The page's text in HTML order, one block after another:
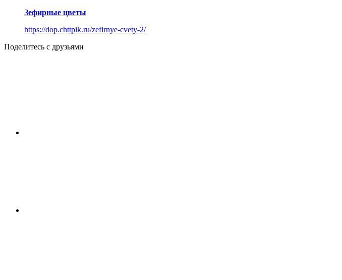
Зефирные цветы
https://dop.chttpik.ru/zefirnye-cvety-2/
Поделитесь с друзьями